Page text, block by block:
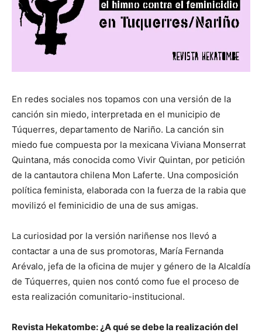
En redes sociales nos topamos con una versión de la
canción sin miedo, interpretada en el municipio de
Túquerres, departamento de Nariño. La canción sin
miedo fue compuesta por la mexicana Viviana Monserrat
Quintana, más conocida como Vivir Quintan, por petición
de la cantautora chilena Mon Laferte. Una composición
política feminista, elaborada con la fuerza de la rabia que
movilizó el feminicidio de una de sus amigas.
La curiosidad por la versión nariñense nos llevó a
contactar a una de sus promotoras, María Fernanda
Arévalo, jefa de la oficina de mujer y género de la Alcaldía
de Túquerres, quien nos contó como fue el proceso de
esta realización comunitario-institucional.
Revista Hekatombe: ¿A qué se debe la realización del